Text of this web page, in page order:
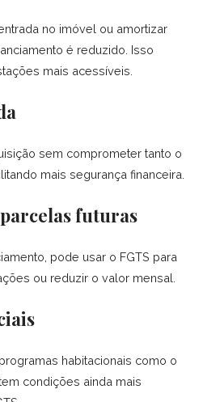
no imóvel ou amortizar
é reduzido. Isso
mais acessíveis.
sem comprometer tanto o
mais segurança financeira.
futuras
pode usar o FGTS para
ou reduzir o valor mensal.
habitacionais como o
condições ainda mais